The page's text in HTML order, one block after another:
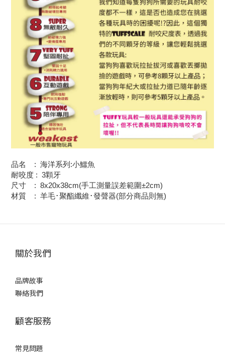
品名 : 海洋系列:小鱷魚
耐咬度 : 3顆牙
尺寸 : 8x20x38cm(手工測量誤差範圍±2cm)
材質 : 羊毛･聚酯纖維･發聲器(部分商品則無)
關於我們
品牌故事
聯絡我們
顧客服務
常見問題